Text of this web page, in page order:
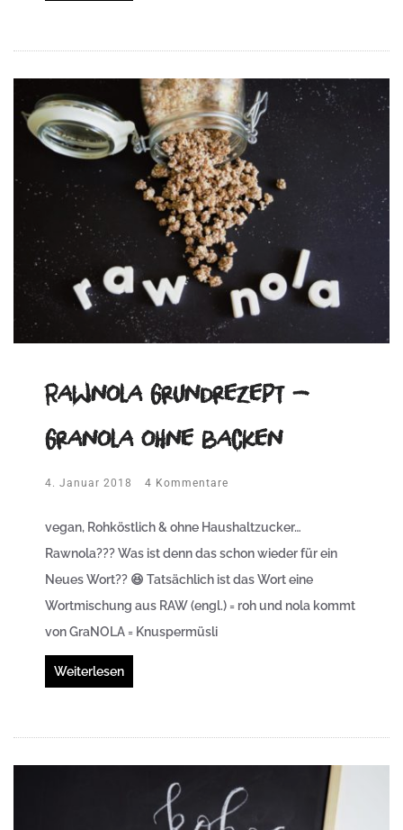
Rawnola Grundrezept –
Granola ohne backen
4. Januar 2018 4 Kommentare
vegan, Rohköstlich & ohne Haushaltzucker…
Rawnola??? Was ist denn das schon wieder für ein
Neues Wort?? 😆 Tatsächlich ist das Wort eine
Wortmischung aus RAW (engl.) = roh und nola kommt
von GraNOLA = Knuspermüsli
Weiterlesen